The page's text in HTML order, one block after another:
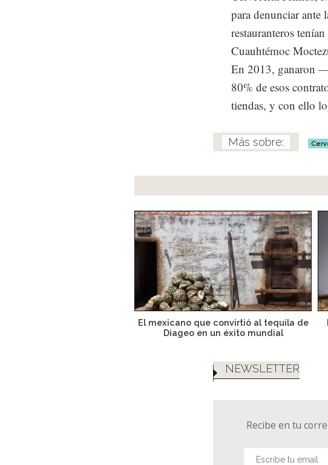
para denunciar ante
restauranteros
Cuauhtémoc
En 2013, ganaron
80% de esos
tiendas, y con ello
El mexicano que convirtió al tequila de
Diageo en un éxito mundial
NEWSLETTER
Recibe en tu